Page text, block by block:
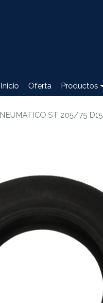
Inicio Oferta Productos
NEUMATICO ST 205/75 D15